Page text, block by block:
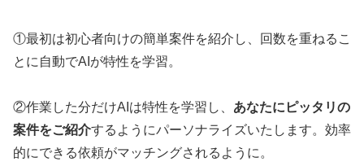
①最初は初心者向けの簡単案件を紹介し、回数を重ねるこ
とに自動でAIが特性を学習。
②作業した分だけAIは特性を学習し、 あなたにピッタリの
案件をご紹介するようにパーソナライズいたします。効率
的にできる依頼がマッチングされるように。